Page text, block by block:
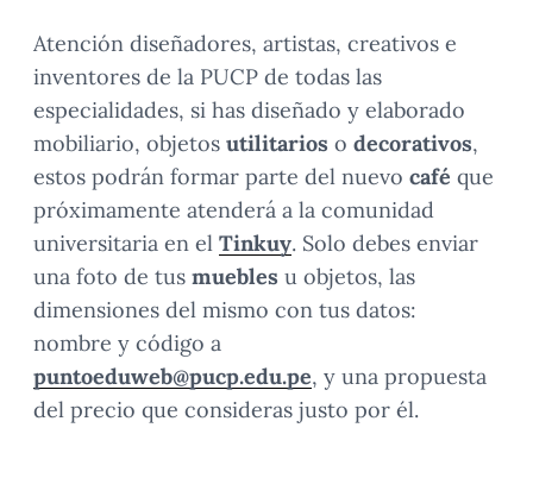
Atención diseñadores, artistas, creativos e
inventores de la PUCP de todas las
especialidades, si has diseñado y elaborado
mobiliario, objetos utilitarios o decorativos,
estos podrán formar parte del nuevo café que
próximamente atenderá a la comunidad
universitaria en el Tinkuy. Solo debes enviar
una foto de tus muebles u objetos, las
dimensiones del mismo con tus datos:
nombre y código a
puntoeduweb@pucp.edu.pe, y una propuesta
del precio que consideras justo por él.